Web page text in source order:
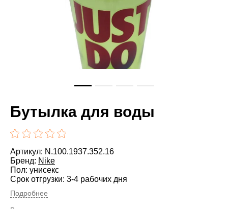
Бутылка для воды
Артикул: N.100.1937.352.16
Бренд: Nike
Пол: унисекс
Срок отгрузки: 3-4 рабочих дня
Подробнее